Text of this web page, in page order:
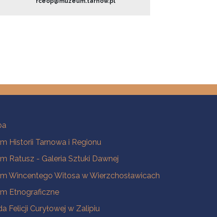
Historii Tarnowa i Regionu
Ratusz - Galeria Sztuki Dawnej
Wincentego Witosa w Wierzchosławicach
Etnograficzne
Felicji Curyłowej w Zalipiu